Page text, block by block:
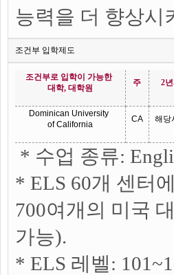
능력을 더 향상시
조건부 입학제도
조건부로 입학이 가능한
대학, 대학원
주 2년
Dominican University
of California
CA 해당
* 수업 종류:
* ELS 60개 센터
700여개의 미국
가능).
* ELS 레벨: